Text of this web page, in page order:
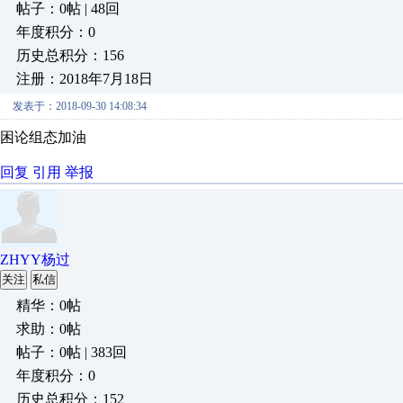
帖子：0帖 | 48回
年度积分：0
历史总积分：156
注册：2018年7月18日
发表于：2018-09-30 14:08:34
困论组态加油
回复 引用 举报
ZHYY杨过
关注 私信
精华：0帖
求助：0帖
帖子：0帖 | 383回
年度积分：0
历史总积分：152